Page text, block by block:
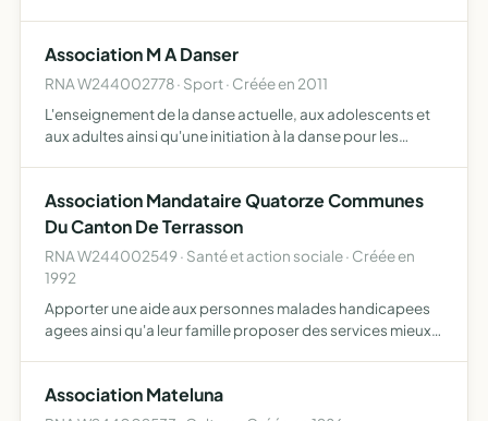
Association M A Danser
RNA W244002778 · Sport · Créée en 2011
L'enseignement de la danse actuelle, aux adolescents et
aux adultes ainsi qu'une initiation à la danse pour les
Association Mandataire Quatorze Communes
Du Canton De Terrasson
RNA W244002549 · Santé et action sociale · Créée en
1992
Apporter une aide aux personnes malades handicapees
agees ainsi qu'a leur famille proposer des services mieux
Association Mateluna